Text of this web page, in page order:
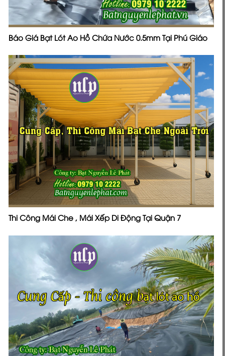
Báo Giá Bạt Lót Ao Hồ Chứa Nước 0.5mm Tại Phú Giáo
Thi Công Mái Che , Mái Xếp Di Động Tại Quận 7